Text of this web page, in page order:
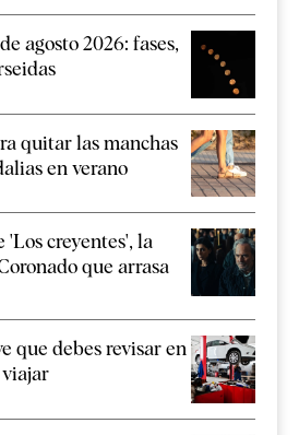
agosto 2026: fases,
quitar las manchas
en verano
creyentes', la
que arrasa
que debes revisar en
viajar